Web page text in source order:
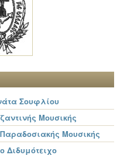
Σουφλίου
Μουσικής
Μουσικής
Διδυμότειχο